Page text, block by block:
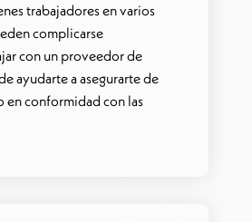
trabajadores en varios
complicarse
con un proveedor de
ayudarte a asegurarte de
en conformidad con las